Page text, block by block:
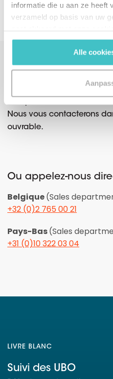
informatie die u aan ze heeft
verzameld op basis van uw
gebruiken.
Alle
Cet outil vous
Nous vous contacterons
ouvrable.
Ou appelez-nous
Belgique(Sales
+32 (0)2 765 00 21
Pays-Bas(Sales
+31 (0)10 322 03 04
LIVRE BLANC
Suivi des UBO